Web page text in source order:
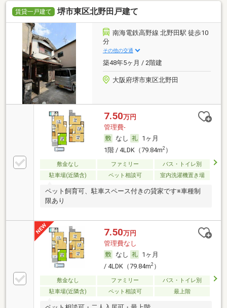
賃貸一戸建て 堺市東区北野田戸建て
南海電鉄高野線 北野田駅 徒歩10
分
その他の交通
築48年5ヶ月 / 2階建
大阪府堺市東区北野田
7.50万円
管理費-
なし
1ヶ月
1階 / 4LDK（79.84m2）
敷金なし ファミリー
バス・トイレ別
駐車場(近隣含)
ペット相談可 室内洗濯機置き場
ペット飼育可、駐車スペース付きの貸家です※車種制
限あり
7.50万円
管理費なし
なし
1ヶ月
/ 4LDK（79.84m2）
敷金なし ファミリー
バス・トイレ別
駐車場(近隣含)
ペット相談可 最上階